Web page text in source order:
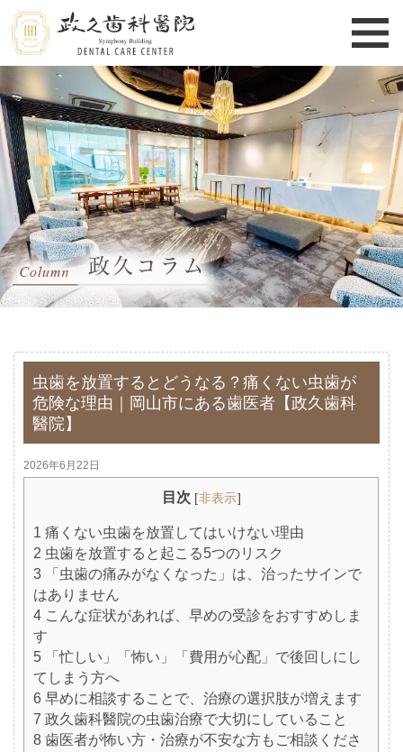
虫歯を放置するとどうなる？痛くない虫歯が
危険な理由｜岡山市にある歯医者【政久歯科
醫院】
2026年6月22日
目次 [非表示]
1 痛くない虫歯を放置してはいけない理由
2 虫歯を放置すると起こる5つのリスク
3 「虫歯の痛みがなくなった」は、治ったサインで
はありません
4 こんな症状があれば、早めの受診をおすすめしま
す
5 「忙しい」「怖い」「費用が心配」で後回しにし
てしまう方へ
6 早めに相談することで、治療の選択肢が増えます
7 政久歯科醫院の虫歯治療で大切にしていること
8 歯医者が怖い方・治療が不安な方もご相談くださ